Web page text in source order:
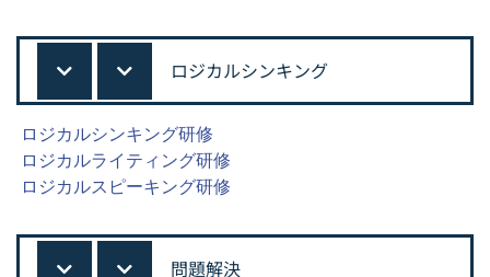
ロジカルシンキング
ロジカルシンキング研修
ロジカルライティング研修
ロジカルスピーキング研修
問題解決